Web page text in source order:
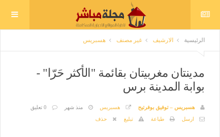
الرئيسية الارشيف غير مصنف هسبريس
مدينتان مغربيتان بقائمة "الأكثر حَرّا" -
بوابة المدينة برس
هسبريس – توفيق بوفرتيح هسبريس منذ شهر
0 تعليق
ارسل
طباعة تبليغ حذف